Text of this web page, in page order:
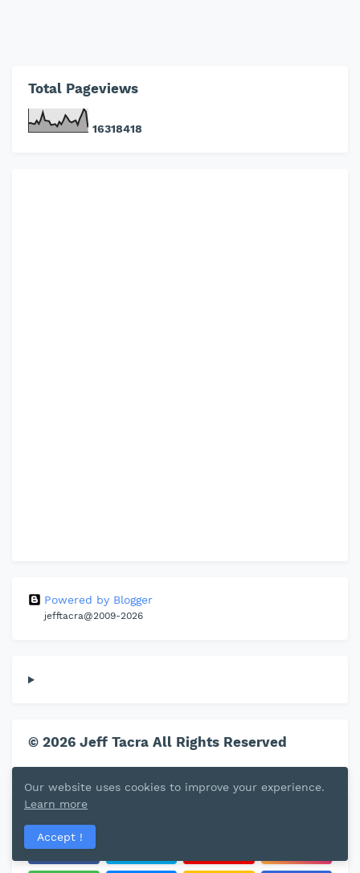
Total Pageviews
16318418
Powered by Blogger
jefftacra@2009-2026
© 2026 Jeff Tacra All Rights Reserved
Our website uses cookies to improve your experience.
Learn more
Accept !